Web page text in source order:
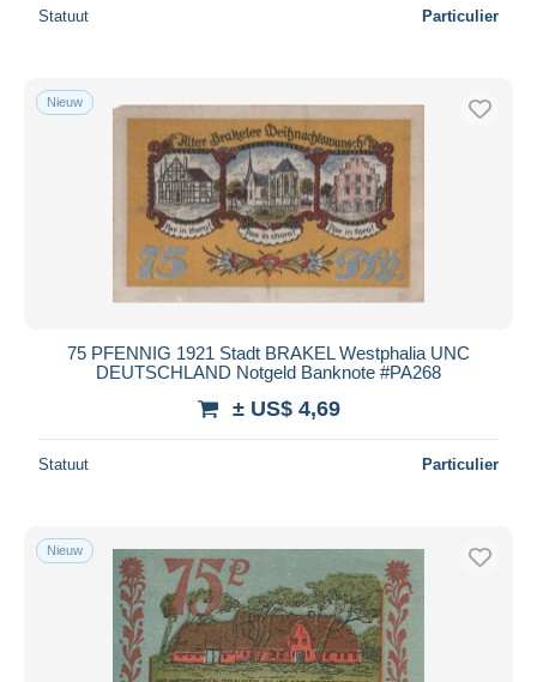
Statuut Particulier
Nieuw
75 PFENNIG 1921 Stadt BRAKEL Westphalia UNC
DEUTSCHLAND Notgeld Banknote #PA268
± US$ 4,69
Statuut Particulier
Nieuw